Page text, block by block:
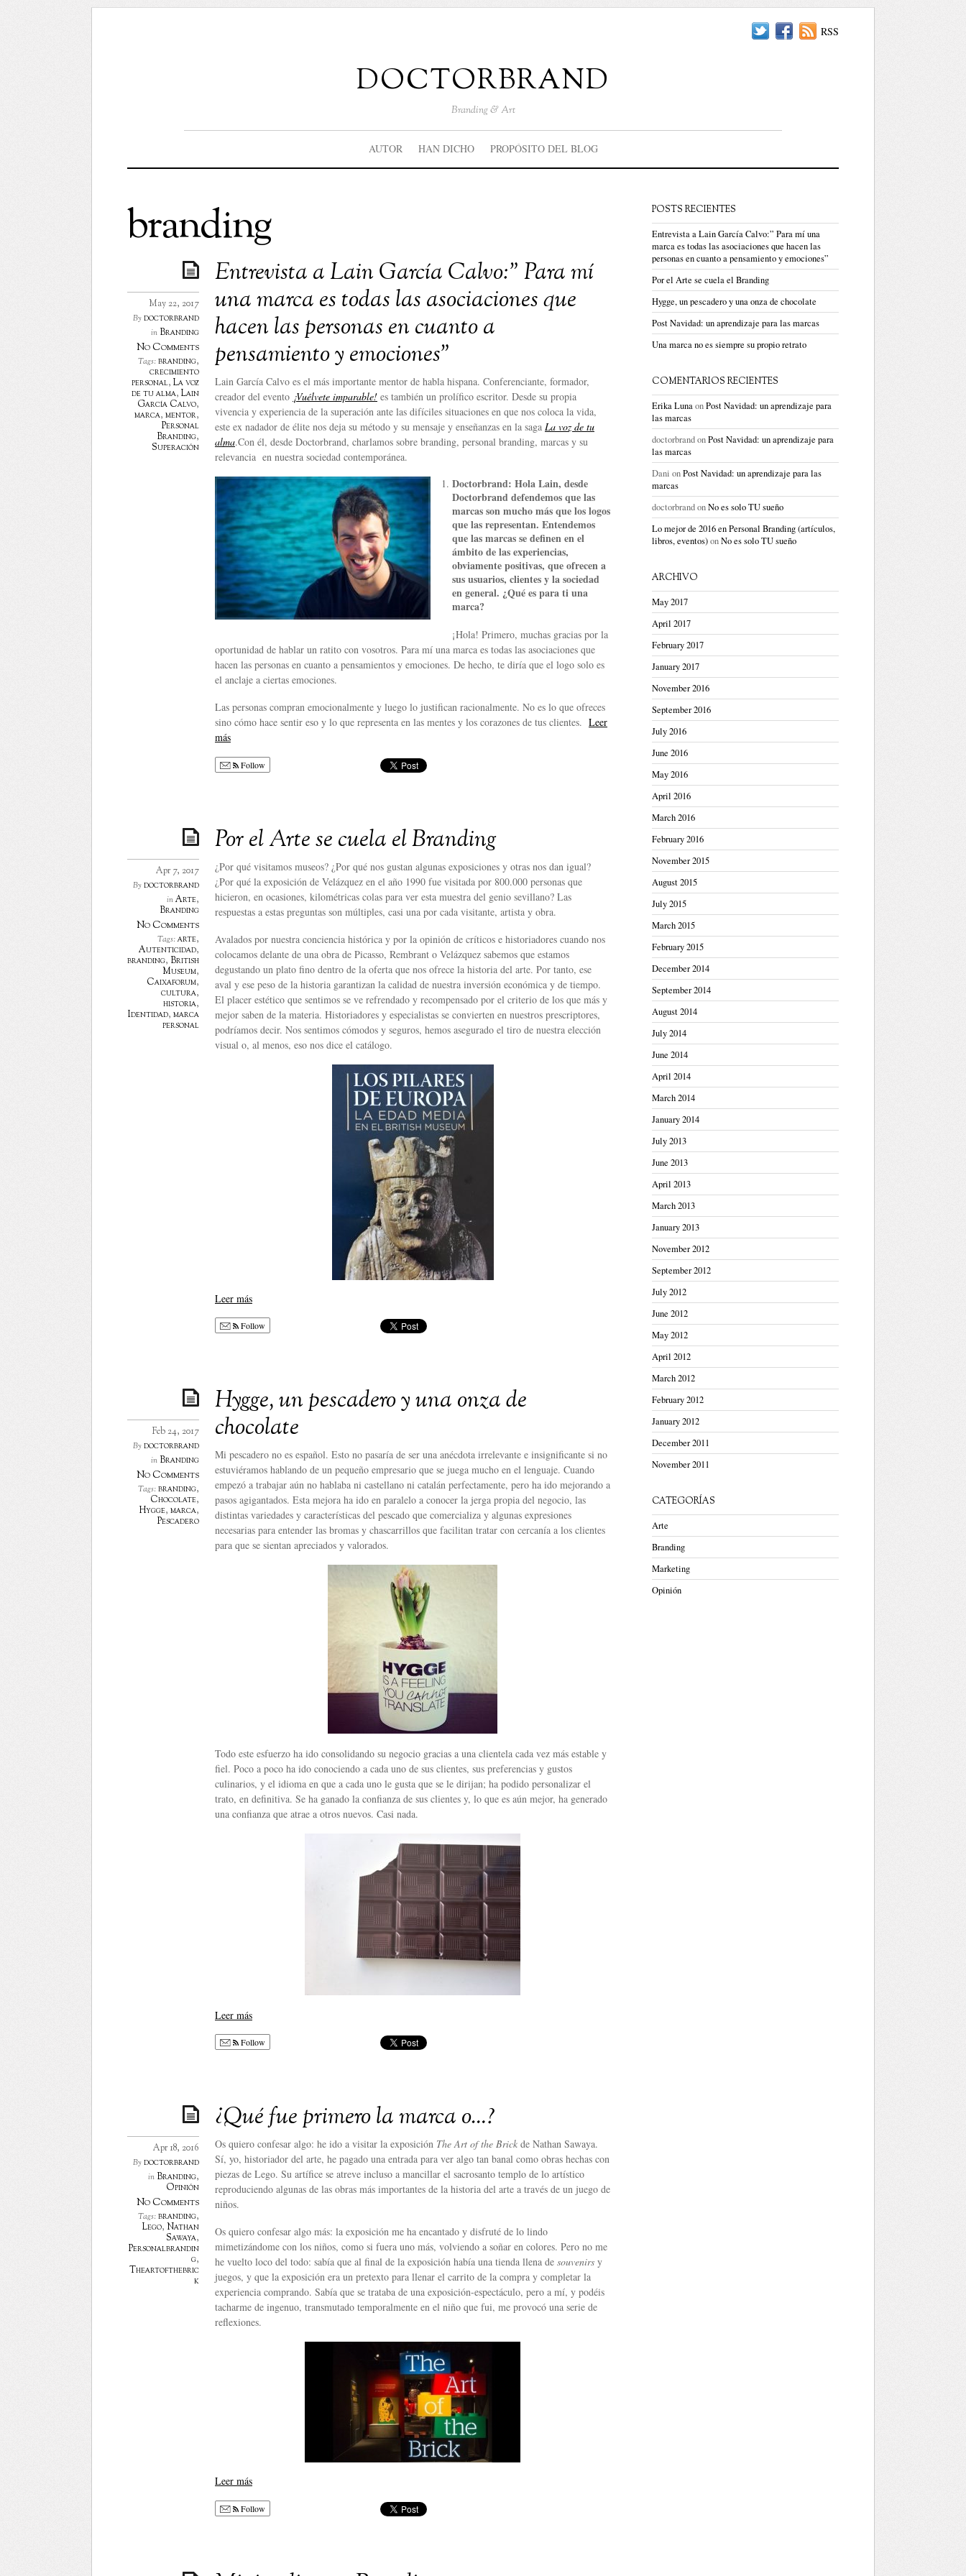
doctorbrand
Branding & Art
RSS
AUTOR HAN DICHO PROPÓSITO DEL BLOG
branding
Entrevista a Lain García Calvo:” Para mí
una marca es todas las asociaciones que
hacen las personas en cuanto a
pensamiento y emociones”
May 22, 2017
Bydoctorbrand
in Branding
No Comments
Tags:branding,
crecimiento
personal, La voz
de tu alma, Lain
García Calvo,
marca, mentor,
Personal
Branding,
Superación
Lain García Calvo es el más importante mentor de habla hispana. Conferenciante, formador,
creador del evento ¡Vuélvete imparable! es también un prolífico escritor. Desde su propia
vivencia y experiencia de la superación ante las difíciles situaciones en que nos coloca la vida,
este ex nadador de élite nos deja su método y su mensaje y enseñanzas en la saga La voz de tu
alma.Con él, desde Doctorbrand, charlamos sobre branding, personal branding, marcas y su
relevancia en nuestra sociedad contemporánea.
Doctorbrand: Hola Lain, desde
Doctorbrand defendemos que las
marcas son mucho más que los logos
que las representan. Entendemos
que las marcas se definen en el
ámbito de las experiencias,
obviamente positivas, que ofrecen a
sus usuarios, clientes y la sociedad
en general. ¿Qué es para ti una
marca?
¡Hola! Primero, muchas gracias por la
oportunidad de hablar un ratito con vosotros. Para mí una marca es todas las asociaciones que
hacen las personas en cuanto a pensamientos y emociones. De hecho, te diría que el logo solo es
el anclaje a ciertas emociones.
Las personas compran emocionalmente y luego lo justifican racionalmente. No es lo que ofreces
sino cómo hace sentir eso y lo que representa en las mentes y los corazones de tus clientes. Leer
más
Follow
Por el Arte se cuela el Branding
Apr 7, 2017
Bydoctorbrand
inArte,
Branding
No Comments
Tags:arte,
Autenticidad,
branding, British
Museum,
Caixaforum,
cultura,
historia,
Identidad, marca
personal
¿Por qué visitamos museos? ¿Por qué nos gustan algunas exposiciones y otras nos dan igual?
¿Por qué la exposición de Velázquez en el año 1990 fue visitada por 800.000 personas que
hicieron, en ocasiones, kilométricas colas para ver esta muestra del genio sevillano? Las
respuestas a estas preguntas son múltiples, casi una por cada visitante, artista y obra.
Avalados por nuestra conciencia histórica y por la opinión de críticos e historiadores cuando nos
colocamos delante de una obra de Picasso, Rembrant o Velázquez sabemos que estamos
degustando un plato fino dentro de la oferta que nos ofrece la historia del arte. Por tanto, ese
aval y ese peso de la historia garantizan la calidad de nuestra inversión económica y de tiempo.
El placer estético que sentimos se ve refrendado y recompensado por el criterio de los que más y
mejor saben de la materia. Historiadores y especialistas se convierten en nuestros prescriptores,
podríamos decir. Nos sentimos cómodos y seguros, hemos asegurado el tiro de nuestra elección
visual o, al menos, eso nos dice el catálogo.
Leer más
Follow
Hygge, un pescadero y una onza de
chocolate
Feb 24, 2017
Bydoctorbrand
in Branding
No Comments
Tags:branding,
Chocolate,
Hygge, marca,
Pescadero
Mi pescadero no es español. Esto no pasaría de ser una anécdota irrelevante e insignificante si no
estuviéramos hablando de un pequeño empresario que se juega mucho en el lenguaje. Cuando
empezó a trabajar aún no hablaba ni castellano ni catalán perfectamente, pero ha ido mejorando a
pasos agigantados. Esta mejora ha ido en paralelo a conocer la jerga propia del negocio, las
distintas variedades y características del pescado que comercializa y algunas expresiones
necesarias para entender las bromas y chascarrillos que facilitan tratar con cercanía a los clientes
para que se sientan apreciados y valorados.
Todo este esfuerzo ha ido consolidando su negocio gracias a una clientela cada vez más estable y
fiel. Poco a poco ha ido conociendo a cada uno de sus clientes, sus preferencias y gustos
culinarios, y el idioma en que a cada uno le gusta que se le dirijan; ha podido personalizar el
trato, en definitiva. Se ha ganado la confianza de sus clientes y, lo que es aún mejor, ha generado
una confianza que atrae a otros nuevos. Casi nada.
Leer más
Follow
¿Qué fue primero la marca o…?
Apr 18, 2016
Bydoctorbrand
in Branding,
Opinión
No Comments
Tags:branding,
Lego, Nathan
Sawaya,
Personalbrandin
g,
Theartofthebric
k
Os quiero confesar algo: he ido a visitar la exposición The Art of the Brick de Nathan Sawaya.
Sí, yo, historiador del arte, he pagado una entrada para ver algo tan banal como obras hechas con
piezas de Lego. Su artífice se atreve incluso a mancillar el sacrosanto templo de lo artístico
reproduciendo algunas de las obras más importantes de la historia del arte a través de un juego de
niños.
Os quiero confesar algo más: la exposición me ha encantado y disfruté de lo lindo
mimetizándome con los niños, como si fuera uno más, volviendo a soñar en colores. Pero no me
he vuelto loco del todo: sabía que al final de la exposición había una tienda llena de souvenirs y
juegos, y que la exposición era un pretexto para llenar el carrito de la compra y completar la
experiencia comprando. Sabía que se trataba de una exposición-espectáculo, pero a mí, y podéis
tacharme de ingenuo, transmutado temporalmente en el niño que fui, me provocó una serie de
reflexiones.
Leer más
Follow
POSTS RECIENTES
Entrevista a Lain García Calvo:” Para mí una
marca es todas las asociaciones que hacen las
personas en cuanto a pensamiento y emociones”
Por el Arte se cuela el Branding
Hygge, un pescadero y una onza de chocolate
Post Navidad: un aprendizaje para las marcas
Una marca no es siempre su propio retrato
COMENTARIOS RECIENTES
Erika LunaonPost Navidad: un aprendizaje para
las marcas
doctorbrandonPost Navidad: un aprendizaje para
las marcas
Dani onPost Navidad: un aprendizaje para las
marcas
doctorbrandonNo es solo TU sueño
Lo mejor de 2016 en Personal Branding (artículos,
libros, eventos)onNo es solo TU sueño
ARCHIVO
May 2017
April 2017
February 2017
January 2017
November 2016
September 2016
July 2016
June 2016
May 2016
April 2016
March 2016
February 2016
November 2015
August 2015
July 2015
March 2015
February 2015
December 2014
September 2014
August 2014
July 2014
June 2014
April 2014
March 2014
January 2014
July 2013
June 2013
April 2013
March 2013
January 2013
November 2012
September 2012
July 2012
June 2012
May 2012
April 2012
March 2012
February 2012
January 2012
December 2011
November 2011
CATEGORÍAS
Arte
Branding
Marketing
Opinión